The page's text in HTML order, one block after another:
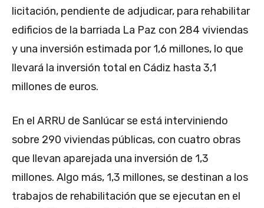
licitación, pendiente de adjudicar, para rehabilitar
edificios de la barriada La Paz con 284 viviendas
y una inversión estimada por 1,6 millones, lo que
llevará la inversión total en Cádiz hasta 3,1
millones de euros.
En el ARRU de Sanlúcar se está interviniendo
sobre 290 viviendas públicas, con cuatro obras
que llevan aparejada una inversión de 1,3
millones. Algo más, 1,3 millones, se destinan a los
trabajos de rehabilitación que se ejecutan en el